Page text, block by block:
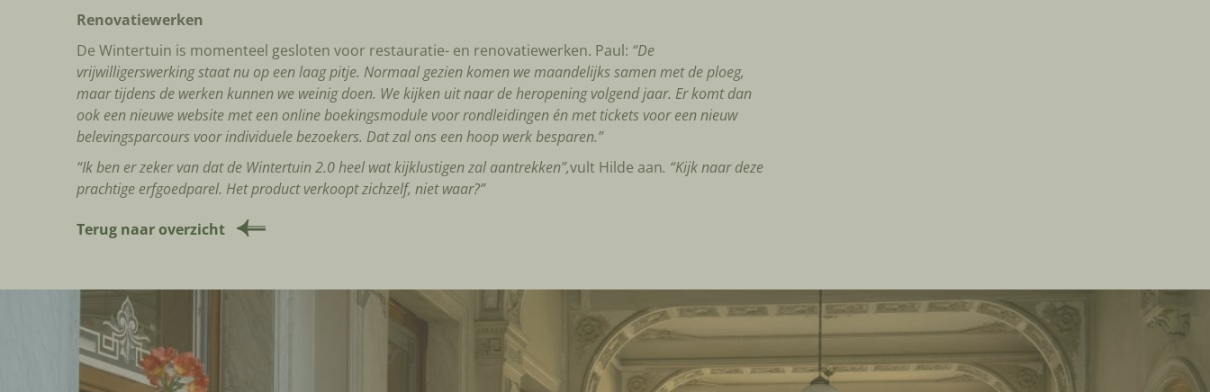
Renovatiewerken
De Wintertuin is momenteel gesloten voor restauratie- en renovatiewerken. Paul: “De
vrijwilligerswerking staat nu op een laag pitje. Normaal gezien komen we maandelijks samen met de ploeg,
maar tijdens de werken kunnen we weinig doen. We kijken uit naar de heropening volgend jaar. Er komt dan
ook een nieuwe website met een online boekingsmodule voor rondleidingen én met tickets voor een nieuw
belevingsparcours voor individuele bezoekers. Dat zal ons een hoop werk besparen.”
“Ik ben er zeker van dat de Wintertuin 2.0 heel wat kijklustigen zal aantrekken”,vult Hilde aan. “Kijk naar deze
prachtige erfgoedparel. Het product verkoopt zichzelf, niet waar?”
Terug naar overzicht